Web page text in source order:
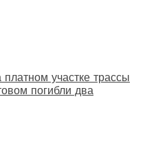
участке трассы
погибли два